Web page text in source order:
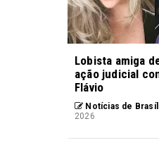
Lobista amiga
ação judicial
Flávio
Notícias de
2026